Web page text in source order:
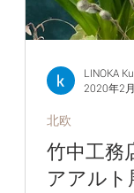
竹中工務
アアルト
北欧
LINOKA
2020年2